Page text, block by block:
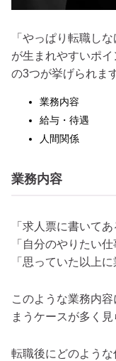
「やっぱり転職し
が生まれやすいポ
の3つが挙げられま
業務内容
給与・待遇
人間関係
業務内容
「求人票に書いて
「自分のやりたい
「思っていた以上
このような業務内
まうケースが多く見
転職後にどのよう